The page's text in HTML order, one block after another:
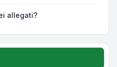
allegati?